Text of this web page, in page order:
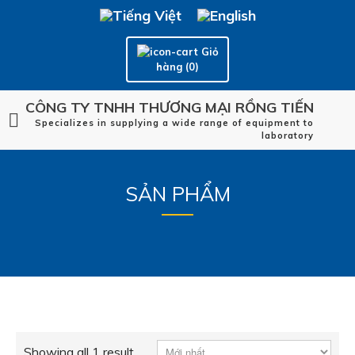
Giỏ
hàng (0)
CÔNG TY TNHH THƯƠNG MẠI RỒNG TIẾN
Specializes in supplying a wide range of equipment to
laboratory
SẢN PHẨM
Showing all 1 result